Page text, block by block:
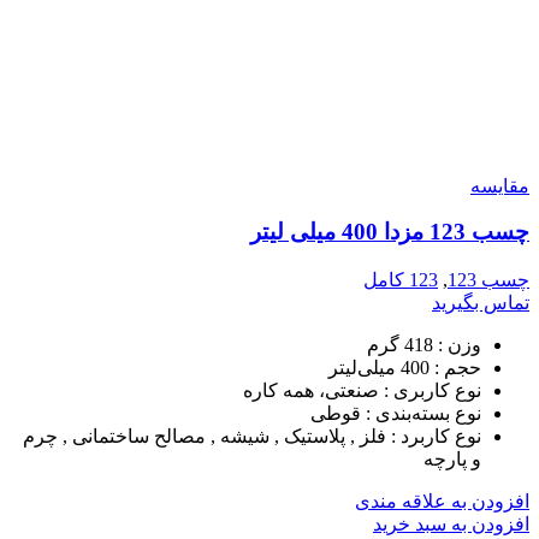
مقایسه
چسب 123 مزدا 400 میلی لیتر
چسب 123 , 123 کامل
تماس بگیرید
وزن : 418 گرم
حجم : 400 میلی‌لیتر
نوع کاربری : صنعتی، همه کاره
نوع بسته‌بندی : قوطی
نوع کاربرد : فلز , پلاستیک , شیشه , مصالح ساختمانی , چرم
و پارچه
افزودن به علاقه مندی
افزودن به سبد خرید